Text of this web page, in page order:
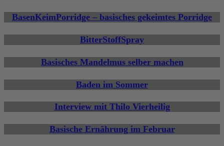
BasenKeimPorridge – basisches gekeimtes Porridge
BitterStoffSpray
Basisches Mandelmus selber machen
Baden im Sommer
Interview mit Thilo Vierheilig
Basische Ernährung im Februar